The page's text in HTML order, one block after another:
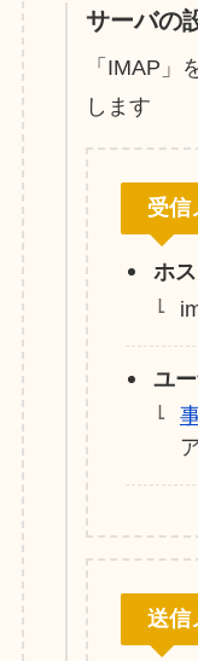
サーバの
「IMAP」
します
受信
ホ
ユ
送信